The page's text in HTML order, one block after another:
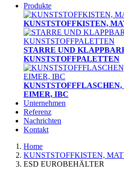
Produkte
KUNSTSTOFFKISTEN,
STARRE UND
KUNSTSTOFFPALETTEN
EIMER, IBC
Unternehmen
Referenz
Nachrichten
Kontakt
Home
KUNSTSTOFFKISTEN,
ESD EUROBEHÄLTER